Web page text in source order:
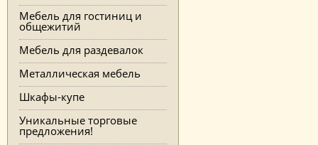
Мебель для гостиниц и
общежитий
Мебель для раздевалок
Металлическая мебель
Шкафы-купе
Уникальные торговые
предложения!